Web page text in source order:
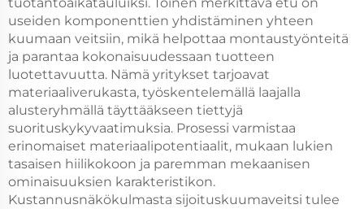
tuotantoaikatauluiksi. Toinen merkittävä etu on
useiden komponenttien yhdistäminen yhteen
kuumaan veitsiin, mikä helpottaa montaustyönteitä
ja parantaa kokonaisuudessaan tuotteen
luotettavuutta. Nämä yritykset tarjoavat
materiaaliverukasta, työskentelemällä laajalla
alusteryhmällä täyttääkseen tiettyjä
suorituskykyvaatimuksia. Prosessi varmistaa
erinomaiset materiaalipotentiaalit, mukaan lukien
tasaisen hiilikokoon ja paremman mekaanisen
ominaisuuksien karakteristikon.
Kustannusnäkökulmasta sijoituskuumaveitsi tulee